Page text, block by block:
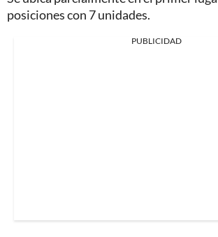
posiciones con 7 unidades.
PUBLICIDAD